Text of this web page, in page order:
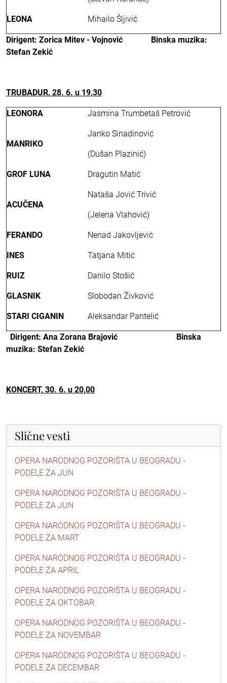
LEONA Mihailo Šljivić
Dirigent: Zorica Mitev - Vojnović
Binska muzika:
Stefan Zekić
TRUBADUR, 28. 6. u 19,30
LEONORA Jasmina Trumbetaš Petrović
MANRIKO
Janko Sinadinović
(Dušan Plazinić)
GROF LUNA Dragutin Matić
ACUČENA
Nataša Jović Trivić
(Jelena Vlahović)
FERANDO Nenad Jakovljević
INES Tatjana Mitić
RUIZ Danilo Stošić
GLASNIK Slobodan Živković
STARI CIGANIN Aleksandar Pantelić
Dirigent: Ana Zorana Brajović Binska
muzika: Stefan Zekić
KONCERT, 30. 6. u 20,00
Slične vesti
OPERA NARODNOG POZORIŠTA U BEOGRADU -
PODELE ZA JUN
OPERA NARODNOG POZORIŠTA U BEOGRADU -
PODELE ZA JUN
OPERA NARODNOG POZORIŠTA U BEOGRADU -
PODELE ZA MART
OPERA NARODNOG POZORIŠTA U BEOGRADU -
PODELE ZA APRIL
OPERA NARODNOG POZORIŠTA U BEOGRADU -
PODELE ZA OKTOBAR
OPERA NARODNOG POZORIŠTA U BEOGRADU -
PODELE ZA NOVEMBAR
OPERA NARODNOG POZORIŠTA U BEOGRADU -
PODELE ZA DECEMBAR